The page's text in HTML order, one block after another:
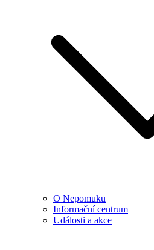
O Nepomuku
Informační centrum
Události a akce